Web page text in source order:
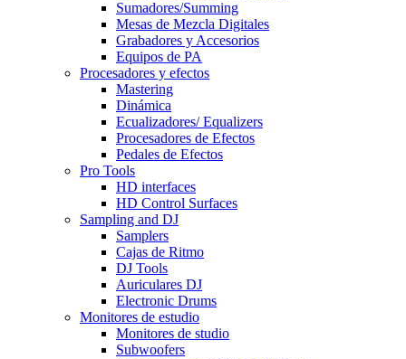
Sumadores/Summing
Mesas de Mezcla Digitales
Grabadores y Accesorios
Equipos de PA
Procesadores y efectos
Mastering
Dinámica
Ecualizadores/ Equalizers
Procesadores de Efectos
Pedales de Efectos
Pro Tools
HD interfaces
HD Control Surfaces
Sampling and DJ
Samplers
Cajas de Ritmo
DJ Tools
Auriculares DJ
Electronic Drums
Monitores de estudio
Monitores de studio
Subwoofers